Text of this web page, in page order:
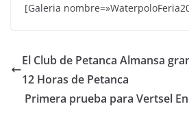
[Galeria
El Club de Petanca Almansa
12 Horas de Petanca
Primera prueba para Vertsel